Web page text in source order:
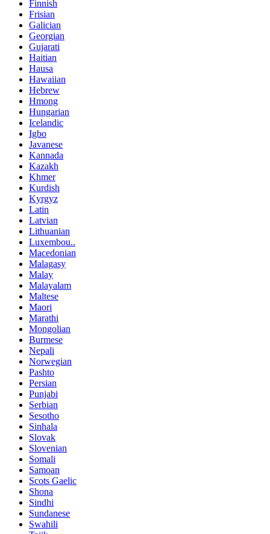
Finnish
Frisian
Galician
Georgian
Gujarati
Haitian
Hausa
Hawaiian
Hebrew
Hmong
Hungarian
Icelandic
Igbo
Javanese
Kannada
Kazakh
Khmer
Kurdish
Kyrgyz
Latin
Latvian
Lithuanian
Luxembou..
Macedonian
Malagasy
Malay
Malayalam
Maltese
Maori
Marathi
Mongolian
Burmese
Nepali
Norwegian
Pashto
Persian
Punjabi
Serbian
Sesotho
Sinhala
Slovak
Slovenian
Somali
Samoan
Scots Gaelic
Shona
Sindhi
Sundanese
Swahili